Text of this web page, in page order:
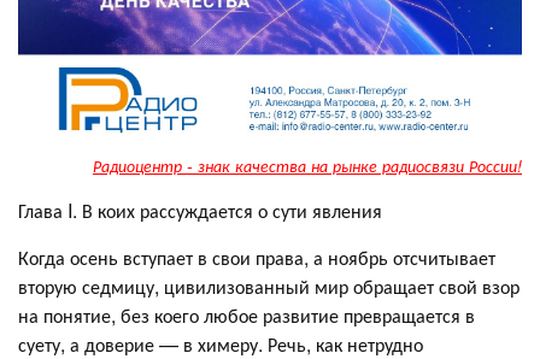
Радиоцентр - знак качества на рынке радиосвязи России!
Глава I. В коих рассуждается о сути явления
Когда осень вступает в свои права, а ноябрь отсчитывает
вторую седмицу, цивилизованный мир обращает свой взор
на понятие, без коего любое развитие превращается в
суету, а доверие — в химеру. Речь, как нетрудно